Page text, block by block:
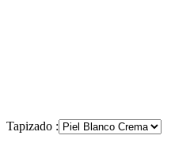
Tapizado :